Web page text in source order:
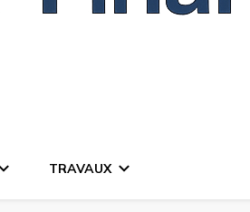
TRAVAUX